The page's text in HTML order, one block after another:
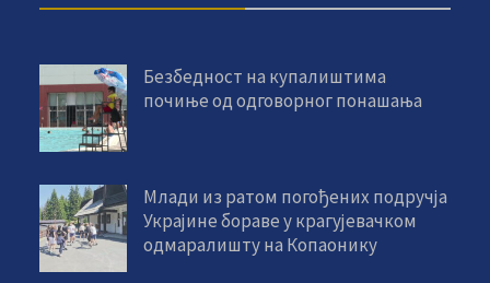
Безбедност на купалиштима
почиње од одговорног понашања
Млади из ратом погођених подручја
Украјине бораве у крагујевачком
одмаралишту на Копаонику